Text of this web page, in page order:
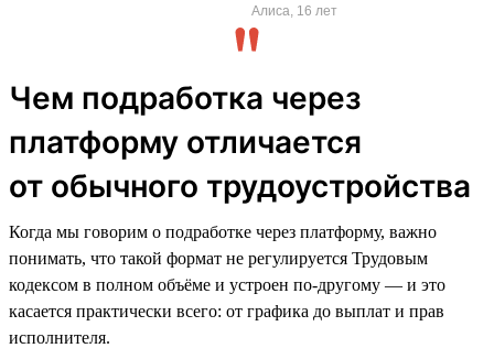
Алиса, 16 лет
Чем подработка через
платформу отличается
от обычного трудоустройства
Когда мы говорим о подработке через платформу, важно
понимать, что такой формат не регулируется Трудовым
кодексом в полном объёме и устроен по-другому — и это
касается практически всего: от графика до выплат и прав
исполнителя.